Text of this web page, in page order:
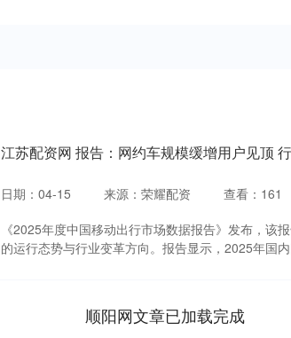
江苏配资网 报告：网约车规模缓增用户见顶
日期：04-15 来源：荣耀配资 查看： 161
《2025年度中国移动出行市场数据报告》发布，该
的运行态势与行业变革方向。报告显示，2025年国
顺阳网文章已加载完成